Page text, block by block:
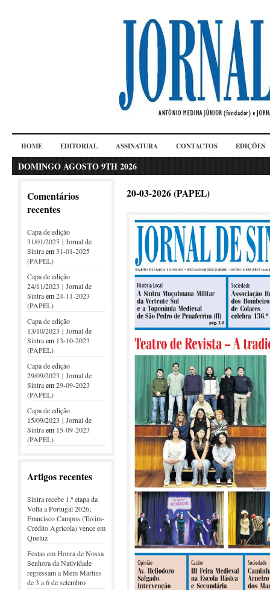
HOME EDITORIAL ASSINATURA CONTACTOS EDIÇÕES
DOMINGO AGOSTO 9TH 2026
Comentários
recentes
Capa de edição
31/01/2025 | Jornal de
Sintraem31-01-2025
(PAPEL)
Capa de edição
24/11/2023 | Jornal de
Sintraem24-11-2023
(PAPEL)
Capa de edição
13/10/2023 | Jornal de
Sintraem 13-10-2023
(PAPEL)
Capa de edição
29/09/2023 | Jornal de
Sintraem29-09-2023
(PAPEL)
Capa de edição
15/09/2023 | Jornal de
Sintraem 15-09-2023
(PAPEL)
Artigos recentes
Sintra recebe 1.ª etapa da
Volta a Portugal 2026;
Francisco Campos (Tavira-
Crédito Agricola) vence em
Queluz
Festas em Honra de Nossa
Senhora da Natividade
regressam a Mem Martins
de 3 a 6 de setembro
20-03-2026 (PAPEL)